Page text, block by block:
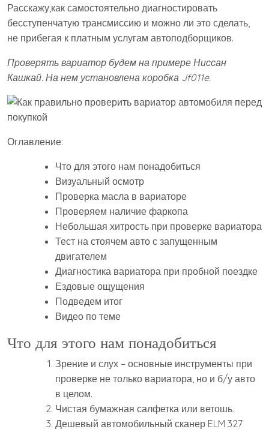
Расскажу,как самостоятельно диагностировать
бесступенчатую трансмиссию и можно ли это сделать,
не прибегая к платным услугам автоподборщиков.
Проверять вариатор будем на примере Ниссан
Кашкай. На нем установлена коробка Jf011e.
Оглавление:
Что для этого нам понадобиться
Визуальный осмотр
Проверка масла в вариаторе
Проверяем наличие фаркопа
Небольшая хитрость при проверке вариатора
Тест на стоячем авто с запущенным
двигателем
Диагностика вариатора при пробной поездке
Ездовые ощущения
Подведем итог
Видео по теме
Что для этого нам понадобиться
Зрение и слух – основные инструменты при
проверке не только вариатора, но и б/у авто
в целом.
Чистая бумажная салфетка или ветошь.
Дешевый автомобильный сканер ELM 327